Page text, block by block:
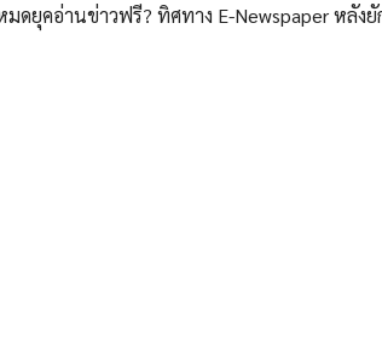
มดยุคอ่านข่าวฟรี? ทิศทาง E-Newspaper หลัง